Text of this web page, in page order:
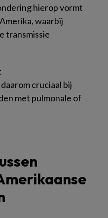
hierop vormt
waarbij
transmissie
cruciaal bij
met pulmonale of